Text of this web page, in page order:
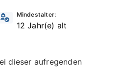
Mindestalter:
12 Jahr(e) alt
dieser aufregenden